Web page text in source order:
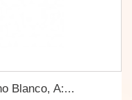
Blanco, A:...